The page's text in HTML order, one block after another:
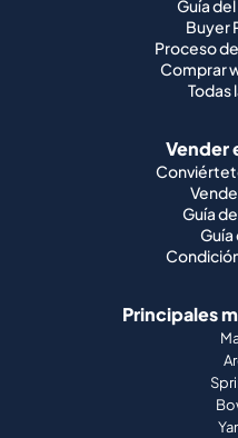
Guía
Buyer
Proceso
Comprar
Todas
Vender
Guía
Guía
Principales